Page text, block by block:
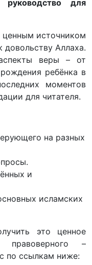
руководство для
ценным источником
довольству Аллаха.
веры – от
ребёнка в
моментов
для читателя.
на разных
и
исламских
это ценное
правоверного –
по ссылкам ниже: